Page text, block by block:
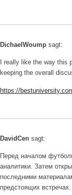
DichaelWoump sagt:
I really like the way this
keeping the overall
https://
DavidCen sagt:
Перед началом
аналитики. Затем
последними
предстоящих встречах.